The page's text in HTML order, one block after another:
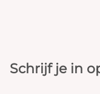
Schrijf je in